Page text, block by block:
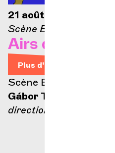
21 août 2026 — 21h
Scène Ella-Fitzgerald
Airs d'Opéra
Plus d'infos
Scène Ella Fitzgerald
Gábor Takács-Nagy
direction